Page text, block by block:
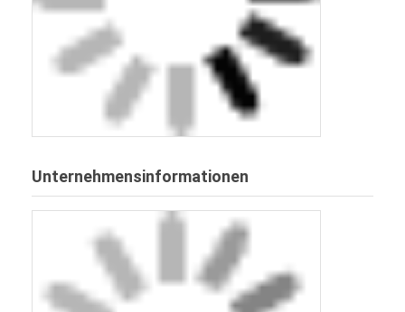
Unternehmensinformationen